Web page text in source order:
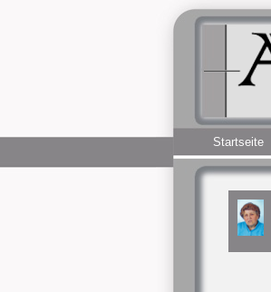
Startseite